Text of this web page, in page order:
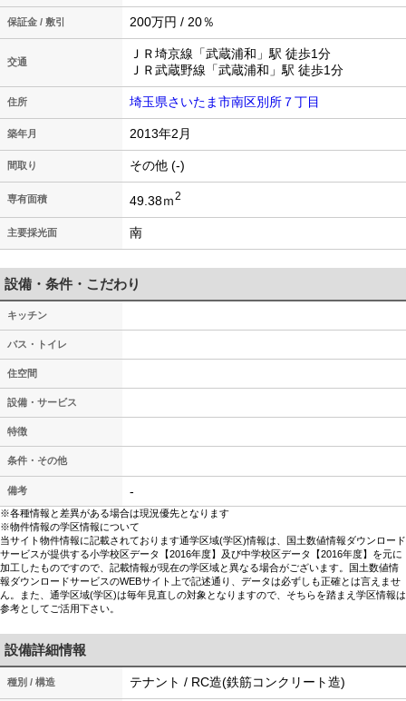
保証金 / 敷引 200万円 / 20％
交通
ＪＲ埼京線「武蔵浦和」駅 徒歩1分
ＪＲ武蔵野線「武蔵浦和」駅 徒歩1分
住所 埼玉県さいたま市南区別所７丁目
築年月 2013年2月
間取り その他 (-)
専有面積 49.38ｍ2
主要採光面 南
設備・条件・こだわり
キッチン
バス・トイレ
住空間
設備・サービス
特徴
条件・その他
備考 -
※各種情報と差異がある場合は現況優先となります
※物件情報の学区情報について
当サイト物件情報に記載されております通学区域(学区)情報は、国土数値情報ダウンロード
サービスが提供する小学校区データ【2016年度】及び中学校区データ【2016年度】を元に
加工したものですので、記載情報が現在の学区域と異なる場合がございます。国土数値情
報ダウンロードサービスのWEBサイト上で記述通り、データは必ずしも正確とは言えませ
ん。また、通学区域(学区)は毎年見直しの対象となりますので、そちらを踏まえ学区情報は
参考としてご活用下さい。
設備詳細情報
種別 / 構造 テナント / RC造(鉄筋コンクリート造)